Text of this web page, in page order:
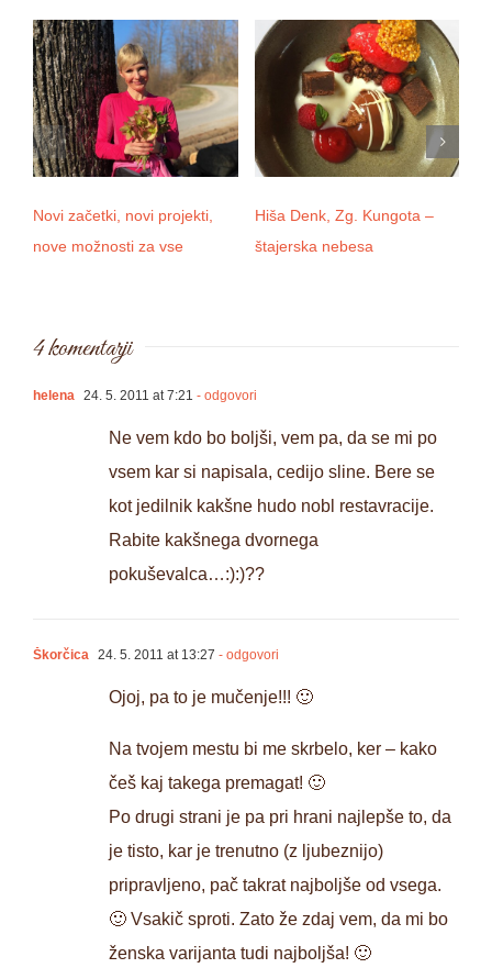
Novi začetki, novi projekti,
nove možnosti za vse
Hiša Denk, Zg. Kungota –
štajerska nebesa
4 komentarji
helena 24. 5. 2011 at 7:21 - odgovori
Ne vem kdo bo boljši, vem pa, da se mi po
vsem kar si napisala, cedijo sline. Bere se
kot jedilnik kakšne hudo nobl restavracije.
Rabite kakšnega dvornega
pokuševalca…:):)??
Škorčica 24. 5. 2011 at 13:27 - odgovori
Ojoj, pa to je mučenje!!! 🙂
Na tvojem mestu bi me skrbelo, ker – kako
češ kaj takega premagat! 🙂
Po drugi strani je pa pri hrani najlepše to, da
je tisto, kar je trenutno (z ljubeznijo)
pripravljeno, pač takrat najboljše od vsega.
🙂 Vsakič sproti. Zato že zdaj vem, da mi bo
ženska varijanta tudi najboljša! 🙂